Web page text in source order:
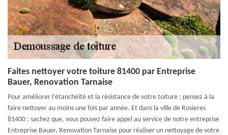
Faites nettoyer votre toiture 81400 par Entreprise
Bauer, Renovation Tarnaise
Pour améliorer l’étanchéité et la résistance de votre toiture ; pensez à la
faire nettoyer au moins une fois par année. Et dans la ville de Rosieres
81400 ; sachez que, vous pouvez faire appel au service de notre entreprise
Entreprise Bauer, Renovation Tarnaise pour réaliser un nettoyage de votre